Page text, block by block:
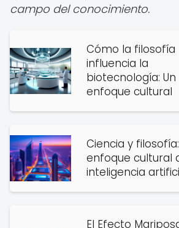
campo del conocimiento.
Cómo la filosofía
influencia la
biotecnología: Un
enfoque cultural
Ciencia y
enfoque cultural
inteligencia
El Efecto